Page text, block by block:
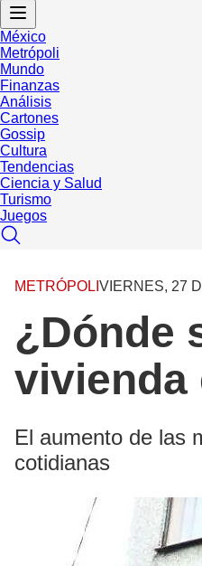
México
Metrópoli
Mundo
Finanzas
Análisis
Cartones
Gossip
Cultura
Tendencias
Ciencia y Salud
Turismo
Juegos
METRÓPOLI VIERNES, 27
¿Dónde
vivienda
El aumento de las
cotidianas